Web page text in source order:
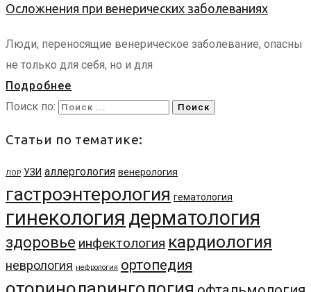
Осложнения при венерических заболеваниях
Люди, переносящие венерическое заболевание, опасны
не только для себя, но и для
Подробнее
Поиск по:
Статьи по тематике:
ЛОР УЗИ аллергология венерология
гастроэнтерология гематология
гинекология дерматология
здоровье инфектология кардиология
неврология нефрология ортопедия